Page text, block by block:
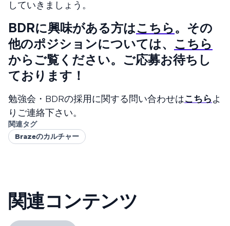
していきましょう。
BDRに興味がある方はこちら。その
他のポジションについては、 こちら
からご覧ください。ご応募お待ちし
ております！
勉強会・BDRの採用に関する問い合わせはこちらよ
りご連絡下さい。
関連タグ
Brazeのカルチャー
関連コンテンツ